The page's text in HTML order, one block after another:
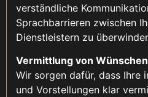
verständliche
Sprachbarrieren zwischen
Dienstleistern zu
Vermittlung von
Wir sorgen dafür, dass Ihre
und Vorstellungen klar